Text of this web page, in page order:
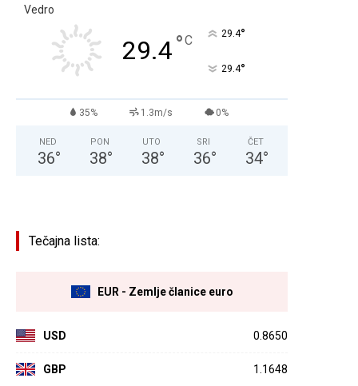
Vedro
29.4°C 29.4°
29.4°
35% 1.3m/s 0%
NED
36°
PON
38°
UTO
38°
SRI
36°
ČET
34°
Tečajna lista:
EUR - Zemlje članice euro
USD 0.8650
GBP 1.1648